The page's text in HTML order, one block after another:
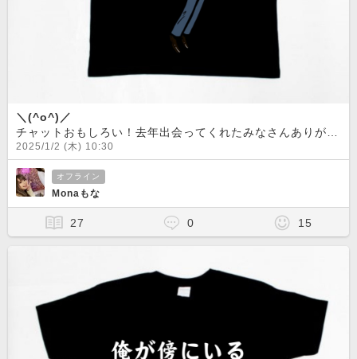
＼(^o^)／
2025/1/2 (木) 10:30
オフライン
Monaもな
27 0 15